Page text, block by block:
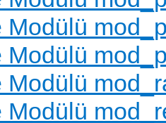
Modülü
Modülü
Modülü
Modülü